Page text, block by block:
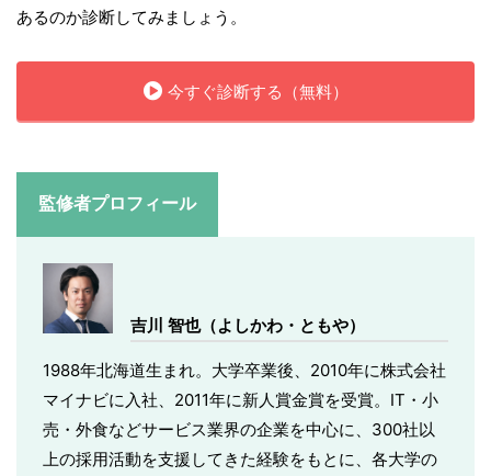
あるのか診断してみましょう。
今すぐ診断する（無料）
監修者プロフィール
吉川 智也（よしかわ・ともや）
1988年北海道生まれ。大学卒業後、2010年に株式会社
マイナビに入社、2011年に新人賞金賞を受賞。IT・小
売・外食などサービス業界の企業を中心に、300社以
上の採用活動を支援してきた経験をもとに、各大学の